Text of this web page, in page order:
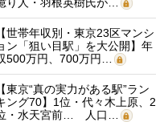
【世帯年収別・東京23区マンシ
ン「狙い目駅」を大公開】年
500万円、700万円…
【東京“真の実力がある駅”ラン
ング70】1位・代々木上原、2
・水天宮前… 人口…